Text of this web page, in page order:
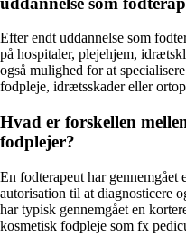
Efter endt uddannelse som
på hospitaler, plejehjem,
også mulighed for at
fodpleje, idrætsskader eller
Hvad er forskellen
fodplejer?
En fodterapeut har gennemgået
autorisation til at diagnosticere
har typisk gennemgået en
kosmetisk fodpleje som fx